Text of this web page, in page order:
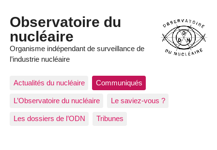
Observatoire du
nucléaire
Organisme indépendant de surveillance de
l’industrie nucléaire
Actualités du nucléaire Communiqués
L’Observatoire du nucléaire Le saviez-vous ?
Les dossiers de l’ODN Tribunes